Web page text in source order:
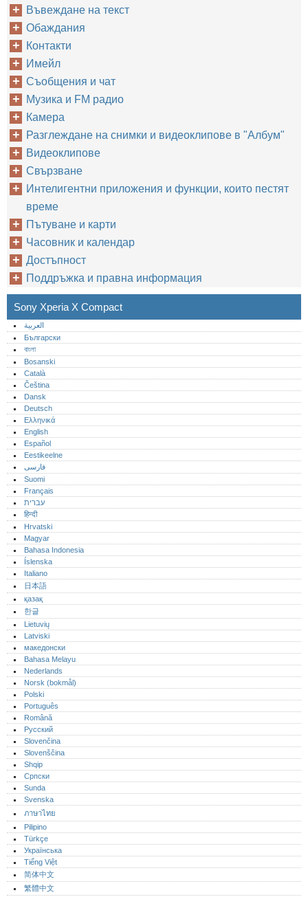
Въвеждане на текст
Обаждания
Контакти
Имейл
Съобщения и чат
Музика и FM радио
Камера
Разглеждане на снимки и видеоклипове в "Албум"
Видеоклипове
Свързване
Интелигентни приложения и функции, които пестят
време
Пътуване и карти
Часовник и календар
Достъпност
Поддръжка и правна информация
Sony Xperia X Compact
العربية
Български
বাংলা
Bosanski
Català
Čeština
Dansk
Deutsch
Ελληνικά
English
Español
Eestikeelne
فارسی
Suomi
Français
עברית
हिन्दी
Hrvatski
Magyar
Bahasa Indonesia
Íslenska
Italiano
日本語
қазақ
한글
Lietuvių
Latviski
македонски
Bahasa Melayu
Nederlands
Norsk (bokmål)‎
Polski
Português‎
Română
Русский
Slovenčina
Slovenščina
Shqip
Српски
Sunda
Svenska
ภาษาไทย
Pilipino
Türkçe
Українська
Tiếng Việt
简体中文
繁體中文